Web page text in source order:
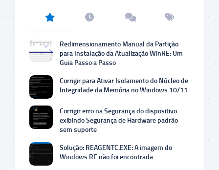
Redimensionamento Manual da Partição
para Instalação da Atualização WinRE: Um
Guia Passo a Passo
Corrigir para Ativar Isolamento do Núcleo de
Integridade da Memória no Windows 10/11
Corrigir erro na Segurança do dispositivo
exibindo Segurança de Hardware padrão
sem suporte
Solução: REAGENTC.EXE: A imagem do
Windows RE não foi encontrada